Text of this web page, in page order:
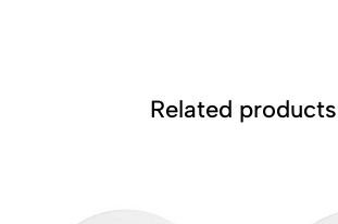
Related products